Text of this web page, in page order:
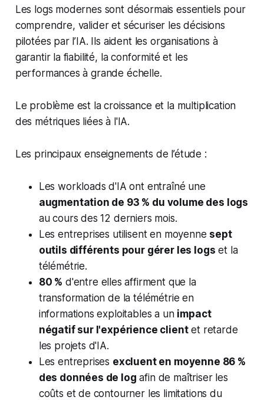
Les logs modernes sont désormais essentiels pour
comprendre, valider et sécuriser les décisions
pilotées par l’IA. Ils aident les organisations à
garantir la fiabilité, la conformité et les
performances à grande échelle.
Le problème est la croissance et la multiplication
des métriques liées à l'IA.
Les principaux enseignements de l’étude :
Les workloads d'IA ont entraîné une
augmentation de 93 % du volume des logs
au cours des 12 derniers mois.
Les entreprises utilisent en moyenne sept
outils différents pour gérer les logs et la
télémétrie.
80 % d'entre elles affirment que la
transformation de la télémétrie en
informations exploitables a un impact
négatif sur l'expérience clientet retarde
les projets d'IA.
Les entreprises excluent en moyenne 86 %
des données de log afin de maîtriser les
coûts et de contourner les limitations du